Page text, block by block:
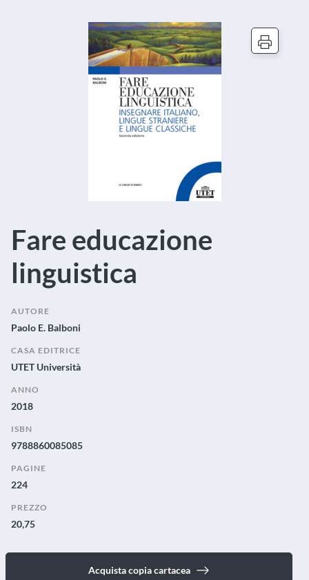
Fare educazione
linguistica
AUTORE
Paolo E. Balboni
CASA EDITRICE
UTET Università
ANNO
2018
ISBN
9788860085085
PAGINE
224
PREZZO
20,75
Acquista copia cartacea